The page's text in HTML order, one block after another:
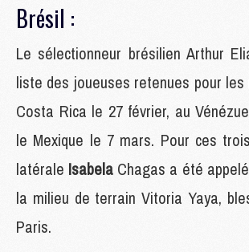
Brésil :
Le sélectionneur brésilien Arthur
liste des joueuses retenues pour les
Costa Rica le 27 février, au
le Mexique le 7 mars. Pour ces
latérale Isabela Chagas a été
la milieu de terrain Vitoria Yaya,
Paris.